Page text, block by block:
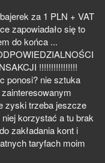
za 1 PLN + VAT
zapowiadało się to
do końca ...
!!!!!!!!!!!!!!!!
ponosi? nie sztuka
zyski trzeba jeszcze
korzystać a tu brak
zakładania kont i
taryfach moim